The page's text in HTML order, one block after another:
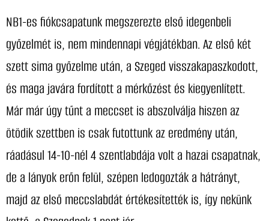
NB1-es fiókcsapatunk megszerezte első idegenbeli
győzelmét is, nem mindennapi végjátékban. Az első két
szett sima győzelme után, a Szeged visszakapaszkodott,
és maga javára fordított a mérkőzést és kiegyenlített.
Már már úgy tűnt a meccset is abszolválja hiszen az
ötödik szettben is csak futottunk az eredmény után,
ráadásul 14-10-nél 4 szentlabdája volt a hazai csapatnak,
de a lányok erőn felül, szépen ledogozták a hátrányt,
majd az első meccslabdát értékesítették is, így nekünk